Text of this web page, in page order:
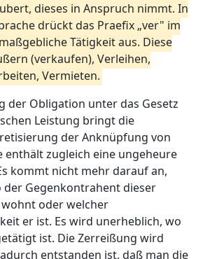
dieses in Anspruch nimmt. In
drückt das Praefix „ver" im
Tätigkeit aus. Diese
(verkaufen), Verleihen,
Vermieten.
der Obligation unter das Gesetz
Leistung bringt die
der Anknüpfung von
enthält zugleich eine ungeheure
kommt nicht mehr darauf an,
der Gegenkontrahent dieser
oder welcher
er ist. Es wird unerheblich, wo
ist. Die Zerreißung wird
entstanden ist, daß man die